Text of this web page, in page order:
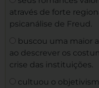
através de forte
psicanálise de Freud.
buscou uma maior
ao descrever os
crise das instituições.
cultuou o